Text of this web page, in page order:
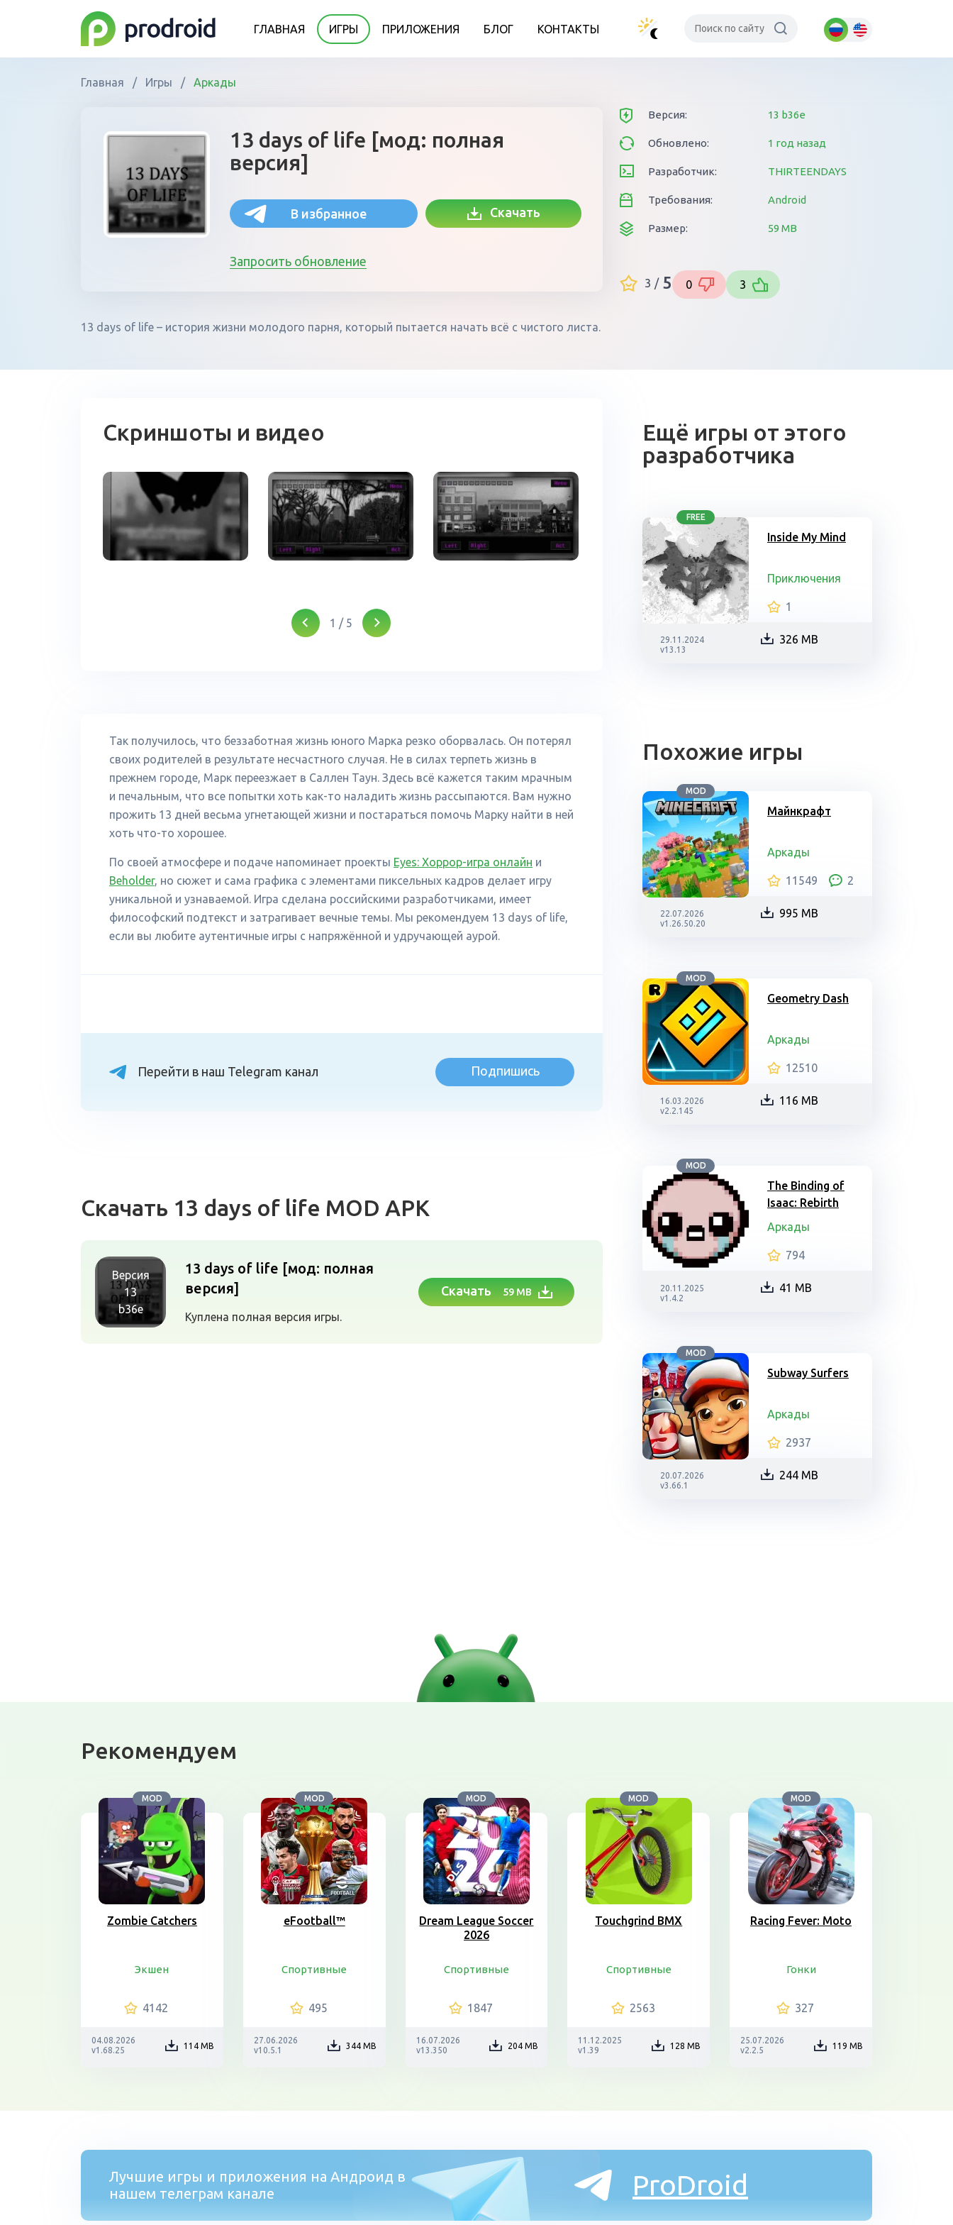
ГЛАВНАЯ ИГРЫ ПРИЛОЖЕНИЯ БЛОГ КОНТАКТЫ
Главная / Игры / Аркады
13 days of life [мод: полная
версия]
В избранное Скачать
Запросить обновление
13 days of life – история жизни молодого парня, который пытается начать всё с чистого листа.
Версия: 13 b36e
Обновлено: 1 год назад
Разработчик: THIRTEENDAYS
Требования: Android
Размер: 59 MB
3 / 5 0 3
Скриншоты и видео
1 / 5
Так получилось, что беззаботная жизнь юного Марка резко оборвалась. Он потерял
своих родителей в результате несчастного случая. Не в силах терпеть жизнь в
прежнем городе, Марк переезжает в Саллен Таун. Здесь всё кажется таким мрачным
и печальным, что все попытки хоть как-то наладить жизнь рассыпаются. Вам нужно
прожить 13 дней весьма угнетающей жизни и постараться помочь Марку найти в ней
хоть что-то хорошее.
По своей атмосфере и подаче напоминает проекты Eyes: Хоррор-игра онлайн и
Beholder, но сюжет и сама графика с элементами пиксельных кадров делает игру
уникальной и узнаваемой. Игра сделана российскими разработчиками, имеет
философский подтекст и затрагивает вечные темы. Мы рекомендуем 13 days of life,
если вы любите аутентичные игры с напряжённой и удручающей аурой.
Перейти в наш Telegram канал Подпишись
Скачать 13 days of life MOD APK
Версия
13
b36e
13 days of life [мод: полная
версия]
Куплена полная версия игры.
Скачать 59 MB
Ещё игры от этого
разработчика
FREE
Inside My Mind
Приключения
1
29.11.2024
v13.13
326 MB
Похожие игры
MOD
Майнкрафт
Аркады
11549 2
22.07.2026
v1.26.50.20
995 MB
MOD
Geometry Dash
Аркады
12510
16.03.2026
v2.2.145
116 MB
MOD
The Binding of
Isaac: Rebirth
Аркады
794
20.11.2025
v1.4.2
41 MB
MOD
Subway Surfers
Аркады
2937
20.07.2026
v3.66.1
244 MB
Рекомендуем
MOD
Zombie Catchers
Экшен
4142
04.08.2026
v1.68.25
114 MB
MOD
eFootball™
Спортивные
495
27.06.2026
v10.5.1
344 MB
MOD
Dream League Soccer
2026
Спортивные
1847
16.07.2026
v13.350
204 MB
MOD
Touchgrind BMX
Спортивные
2563
11.12.2025
v1.39
128 MB
MOD
Racing Fever: Moto
Гонки
327
25.07.2026
v2.2.5
119 MB
Лучшие игры и приложения на Андроид в
нашем телеграм канале
ProDroid